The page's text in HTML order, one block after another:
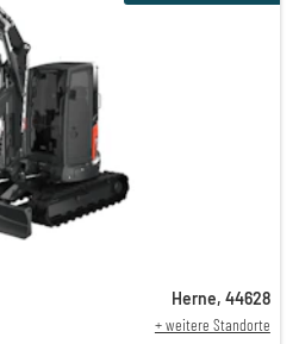
Herne, 44628
+ weitere Standorte